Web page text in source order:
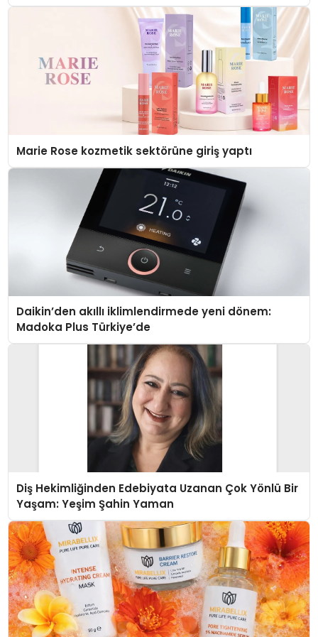
Düzenleyici Onaylarını Aldı
Marie Rose kozmetik sektörüne giriş yaptı
Daikin’den akıllı iklimlendirmede yeni dönem:
Madoka Plus Türkiye’de
Diş Hekimliğinden Edebiyata Uzanan Çok Yönlü Bir
Yaşam: Yeşim Şahin Yaman